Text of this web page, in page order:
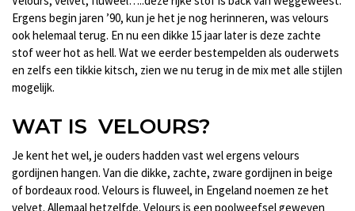
Ergens begin jaren ’90, kun je het je nog herinneren, was velours
ook helemaal terug. En nu een dikke 15 jaar later is deze zachte
stof weer hot as hell. Wat we eerder bestempelden als ouderwets
en zelfs een tikkie kitsch, zien we nu terug in de mix met alle stijlen
mogelijk.
WAT IS VELOURS?
Je kent het wel, je ouders hadden vast wel ergens velours
gordijnen hangen. Van die dikke, zachte, zware gordijnen in beige
of bordeaux rood. Velours is fluweel, in Engeland noemen ze het
velvet. Allemaal hetzelfde. Velours is een poolweefsel geweven